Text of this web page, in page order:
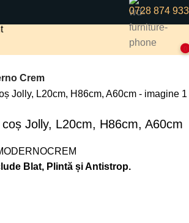
0728 874 933
0
Crem
Jolly, L20cm, H86cm, A60cm
Blat, Plintă și Antistrop.